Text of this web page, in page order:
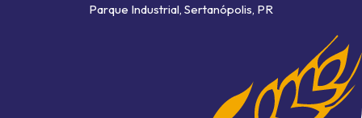
Parque Industrial, Sertanópolis, PR